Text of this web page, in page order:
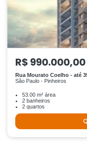
R$ 990.000,00
Rua Mourato Coelho - até
São Paulo - Pinheiros
53.00 m² área
2 banheiros
2 quartos